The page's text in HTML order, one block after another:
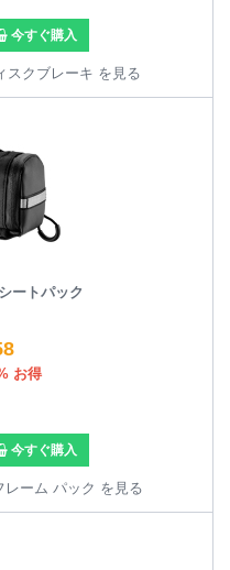
今すぐ購入
スクブレーキ を見る
ートパック
お得
今すぐ購入
ーム パック を見る